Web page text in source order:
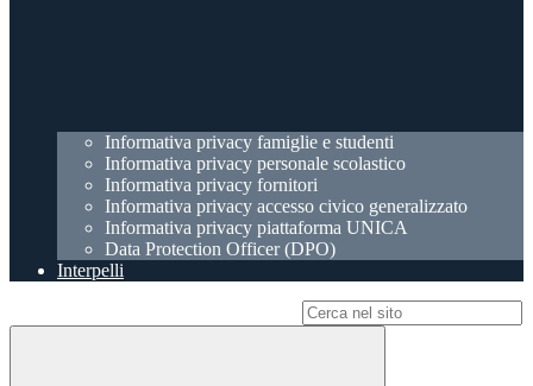
Informativa privacy famiglie e studenti
Informativa privacy personale scolastico
Informativa privacy fornitori
Informativa privacy accesso civico generalizzato
Informativa privacy piattaforma UNICA
Data Protection Officer (DPO)
Interpelli